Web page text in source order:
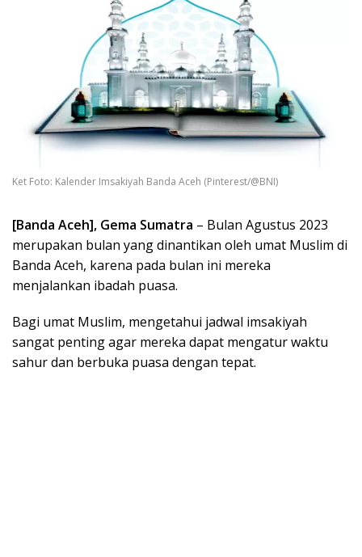
Ket Foto: Kalender Imsakiyah Banda Aceh (Pinterest/@BNI)
[Banda Aceh], Gema Sumatra – Bulan Agustus 2023
merupakan bulan yang dinantikan oleh umat Muslim di
Banda Aceh, karena pada bulan ini mereka
menjalankan ibadah puasa.
Bagi umat Muslim, mengetahui jadwal imsakiyah
sangat penting agar mereka dapat mengatur waktu
sahur dan berbuka puasa dengan tepat.